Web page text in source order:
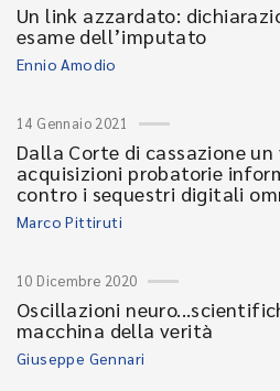
Un link azzardato:
esame dell’imputato
Ennio Amodio
14 Gennaio 2021
Dalla Corte di cassazione
acquisizioni probatorie
contro i sequestri digitali
Marco Pittiruti
10 Dicembre 2020
Oscillazioni
macchina della verità
Giuseppe Gennari